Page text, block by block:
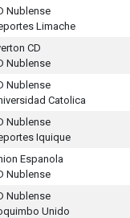
Nublense
Limache
CD
Nublense
Nublense
Catolica
Nublense
Iquique
Espanola
Nublense
Nublense
Unido